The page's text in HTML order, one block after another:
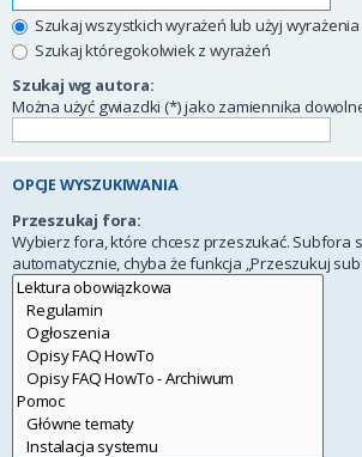
Szukaj wszystkich wyrażeń lub użyj
Szukaj któregokolwiek z wyrażeń
Szukaj wg autora:
Można użyć gwiazdki (*) jako zamiennika
OPCJE WYSZUKIWANIA
Przeszukaj fora:
Wybierz fora, które chcesz przeszukać. Subfora
automatycznie, chyba że funkcja „Przeszukuj